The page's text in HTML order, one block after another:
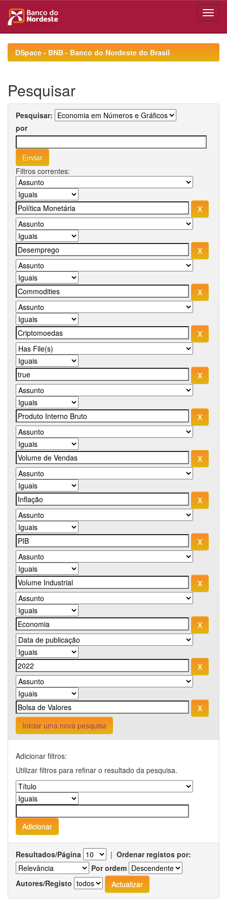
navigationDSpace - BNB - Banco do Nordeste do Brasil
Pesquisar
Pesquisar:
por
Filtros correntes:
Iniciar uma nova pesquisa
Adicionar filtros:
Utilizar filtros para refinar o resultado da pesquisa.
Resultados/Página | Ordenar registos por:
Por ordem
Autores/Registo